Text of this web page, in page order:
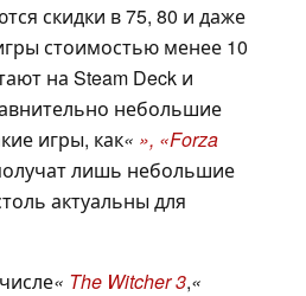
скидки в 75, 80 и даже
стоимостью менее 10
на Steam Deck и
небольшие
игры, как« », «Forza
лишь небольшие
актуальны для
« The Witcher 3,«